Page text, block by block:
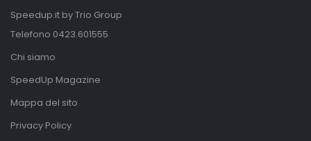
Speedup.it by Trio Group
Telefono 0423.601555
Chi siamo
SpeedUp Magazine
Mappa del sito
Privacy Policy